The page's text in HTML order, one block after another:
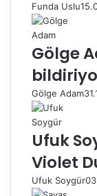
Funda Uslu
Gölge
Gölge Adam
Ufuk
Violet
Ufuk Soygür